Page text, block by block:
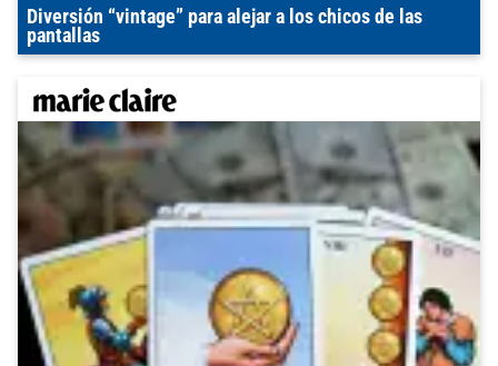
Diversión “vintage” para alejar a los chicos de las
pantallas